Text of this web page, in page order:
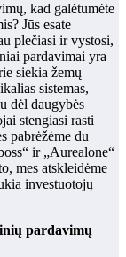
kad galėtumėte
Jūs esate
plečiasi ir vystosi,
pardavimai yra
siekia žemų
sistemas,
dėl daugybės
stengiasi rasti
pabrėžėme du
ir „Aurealone“
mes atskleidėme
investuotojų
pardavimų